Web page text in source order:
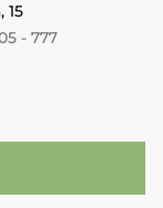
15
- 777